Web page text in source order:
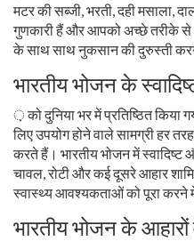
मटर की सब्जी, भरती, दही
गुणकारी हैं और आपको अच्छे तरीके से
के साथ साथ नुकसान की दुरुस्ती
भारतीय भोजन के
को दुनिया भर में प्रतिष्ठित किया
लिए उपयोग होने वाले सामग्री हर
करते हैं। भारतीय भोजन में स्वादिष्ट
चावल, रोटी और कई दूसरे आहार
स्वास्थ्य आवश्यकताओं को पूरा करने
भारतीय भोजन के